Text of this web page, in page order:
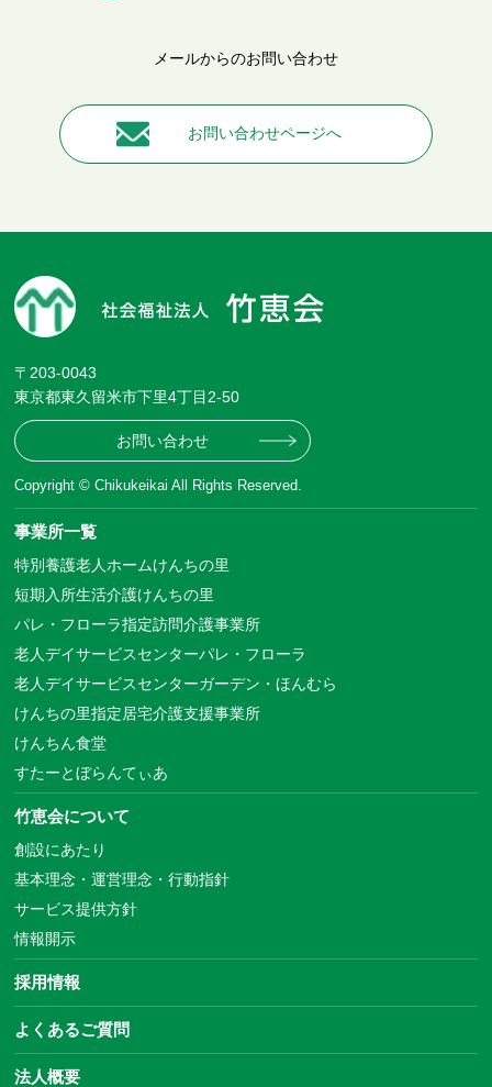
メールからのお問い合わせ
お問い合わせページへ
〒203-0043
東京都東久留米市下里4丁目2-50
お問い合わせ
Copyright © Chikukeikai All Rights Reserved.
事業所一覧
特別養護老人ホームけんちの里
短期入所生活介護けんちの里
パレ・フローラ指定訪問介護事業所
老人デイサービスセンターパレ・フローラ
老人デイサービスセンターガーデン・ほんむら
けんちの里指定居宅介護支援事業所
けんちん食堂
すたーとぼらんてぃあ
竹恵会について
創設にあたり
基本理念・運営理念・行動指針
サービス提供方針
情報開示
採用情報
よくあるご質問
法人概要